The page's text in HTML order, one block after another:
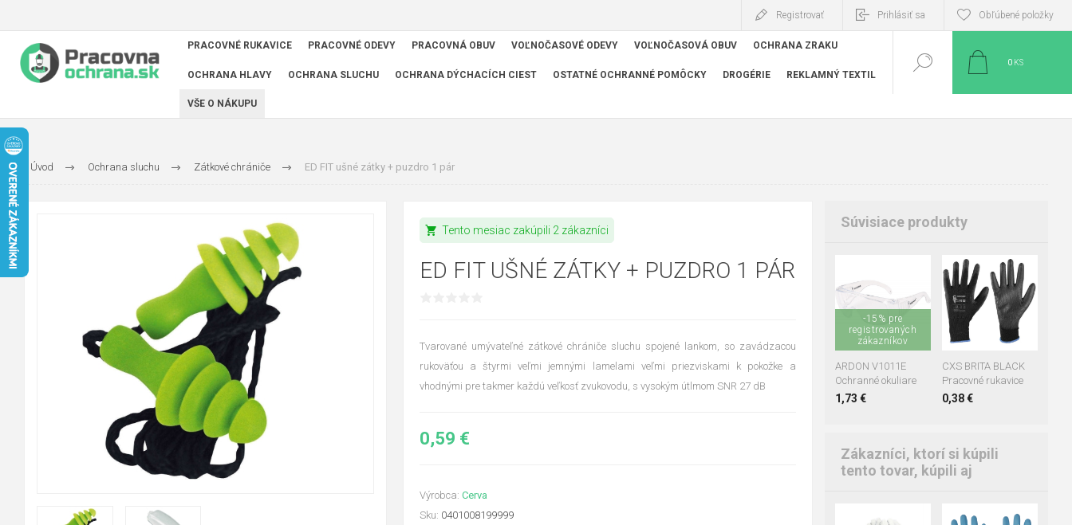
Registrovať Prihlásiť sa Obľúbené položky
PRACOVNÉ RUKAVICE PRACOVNÉ ODEVY PRACOVNÁ OBUV VOĽNOČASOVÉ ODEVY VOĽNOČASOVÁ OBUV OCHRANA ZRAKU
OCHRANA HLAVY OCHRANA SLUCHU OCHRANA DÝCHACÍCH CIEST OSTATNÉ OCHRANNÉ POMÔCKY DROGÉRIE REKLAMNÝ TEXTIL
VŠE O NÁKUPU
0 KS
Úvod Ochrana sluchu Zátkové chrániče ED FIT ušné zátky + puzdro 1 pár
shopping_cart Tento mesiac zakúpili 2 zákazníci
ED FIT UŠNÉ ZÁTKY + PUZDRO 1 PÁR
Tvarované umývateľné zátkové chrániče sluchu spojené lankom, so zavádzacou
rukoväťou a štyrmi veľmi jemnými lamelami veľmi priezviskami k pokožke a
vhodnými pre takmer každú veľkosť zvukovodu, s vysokým útlmom SNR 27 dB
0,59 €
Výrobca: Cerva
Sku: 0401008199999
Súvisiace produkty
-15% pre
registrovaných
zákazníkov
ARDON V1011E
Ochranné okuliare
1,73 €
CXS BRITA BLACK
Pracovné rukavice
0,38 €
05
07
08
10
Zákazníci, ktorí si kúpili
tento tovar, kúpili aj
10